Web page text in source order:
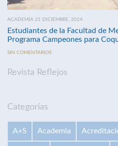
ACADEMIA 21 DICIEMBRE, 2024
Estudiantes de la Facultad de
Programa Campeones para
SIN COMENTARIOS
Revista Reflejos
Categorías
A+S Academia